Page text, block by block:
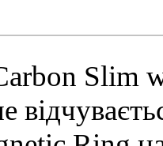
Slim